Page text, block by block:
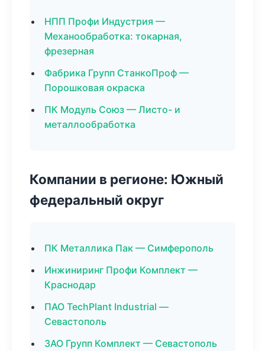
НПП Профи Индустрия —
Механообработка: токарная,
фрезерная
Фабрика Групп СтанкоПроф —
Порошковая окраска
ПК Модуль Союз — Листо- и
металлообработка
Компании в регионе: Южный
федеральный округ
ПК Металлика Пак — Симферополь
Инжиниринг Профи Комплект —
Краснодар
ПАО TechPlant Industrial —
Севастополь
ЗАО Групп Комплект — Севастополь